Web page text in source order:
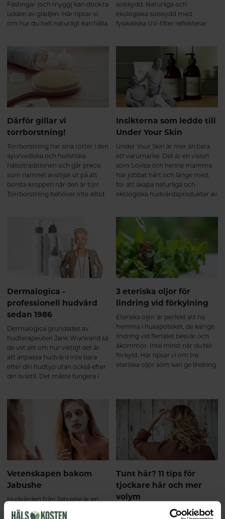
Fästingar (och mygg) kan dock ta
udden av glädjen. Här tipsar vi
om hur du helt naturligt kan hålla
solskydd. Naturliga och
ekologiska solskydd med
fysikaliska UV-filter reflekterar
samtidigt som du slipper
hormonstörande ämnen. Här får
du veta mer.
Därför gillar vi
torrborstning!
Torrborstning har sina rötter i den
ayurvediska och holistiska
hälsotraditionen och går precis
som namnet avslöjar ut på att
borsta kroppen när den är torr.
Torrborstning behöver inte alltid
Insikterna som ledde till
Under Your Skin
Under Your Skin är mer än bara
ett varumärke. Det är en vision
som Lovisa och henne mamma
har jobbat hårt och länge med,
för att skapa naturliga och
ekologiska hudvårdsprodukter av
sätter på vår hud, hamnar till slut
under den och därför är
ingredienserna i din hudvård lika
viktigt som det vi stoppar i oss.
Du blir vad du smörjer - helt
enkelt!
Dermalogica -
professionell hudvård
sedan 1986
Dermalogica grundades av
hudterapeuten Jane Wurwand så
de vet allt om hur viktigt det är
att anpassa hudvård inte bara
efter din hudtyp utan också efter
din livsstil. Det måste fungera i
Dermalogica är inte bara
synonymt med resultatgivande
hudvårdsprodukter utan även
med behandlingar av hög
professionell standard.
3 eteriska oljor för
lindring vid förkylning
Eteriska oljor är perfekt att ha
hemma i husapoteket, de kan ge
lindring vid flertalet besvär och
åkommor. Inte minst när du blir
förkyld. Här tipsar vi om tre
eteriska oljor som kan ge lindring
Vetenskapen bakom
Jabushe
Hudvården från Jabushe är en
aktiv hudvård med bevisad effekt
Tunt hår? 11 tips för
tjockare hår och mer
volym
Känns håret tunt och flygigt?